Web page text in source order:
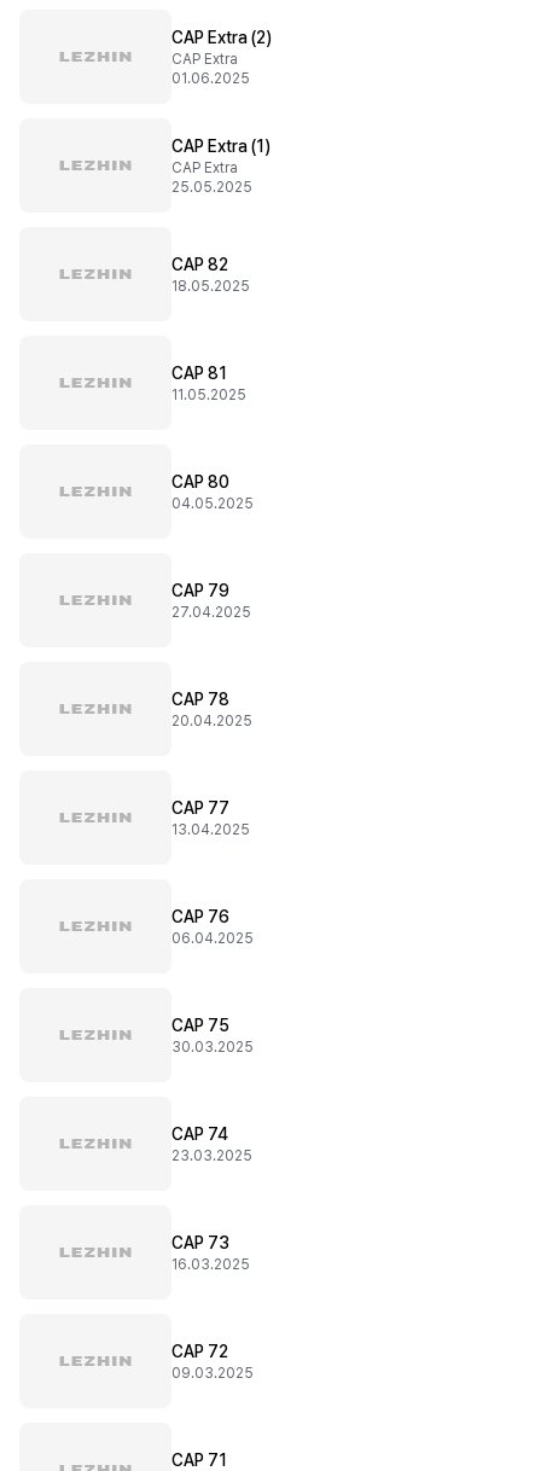
CAP Extra (2)
CAP Extra
01.06.2025
CAP Extra (1)
CAP Extra
25.05.2025
CAP 82
18.05.2025
CAP 81
11.05.2025
CAP 80
04.05.2025
CAP 79
27.04.2025
CAP 78
20.04.2025
CAP 77
13.04.2025
CAP 76
06.04.2025
CAP 75
30.03.2025
CAP 74
23.03.2025
CAP 73
16.03.2025
CAP 72
09.03.2025
CAP 71